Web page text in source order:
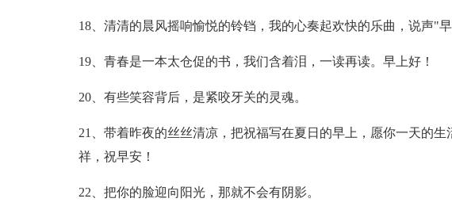
18、清清的晨风摇响愉悦的铃铛，我的心奏起欢快的乐曲，说声"早
19、青春是一本太仓促的书，我们含着泪，一读再读。早上好！
20、有些笑容背后，是紧咬牙关的灵魂。
21、带着昨夜的丝丝清凉，把祝福写在夏日的早上，愿你一天的
祥，祝早安！
22、把你的脸迎向阳光，那就不会有阴影。